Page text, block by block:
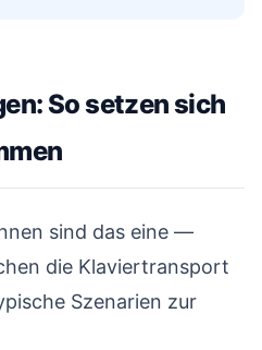
So setzen sich
sind das eine —
die Klaviertransport
Szenarien zur